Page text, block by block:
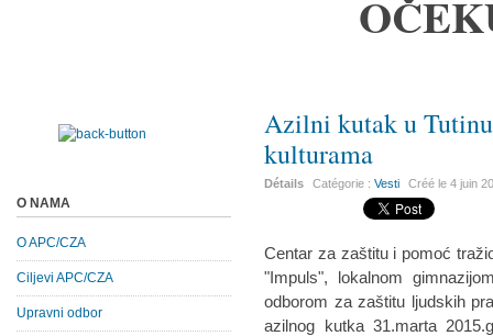
Azilni kutak u
kulturama
Détails Catégorie :Vesti Créé le4 juin
Centar za zaštitu i pomoć
"Impuls", lokalnom
odborom za zaštitu ljudskih
azilnog kutka 31.marta
O NAMA
O APC/CZA
Ciljevi APC/CZA
Upravni odbor